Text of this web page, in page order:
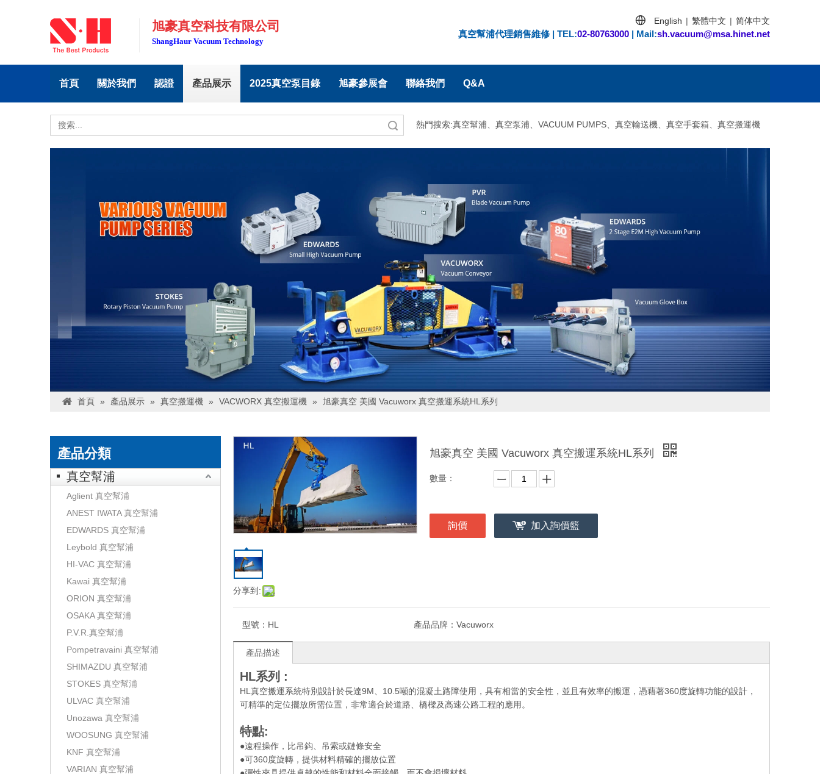
旭豪真空科技有限公司
ShangHaur Vacuum Technology
English | 繁體中文 | 简体中文
真空幫浦代理銷售維修 | TEL:02-80763000 | Mail:sh.vacuum@msa.hinet.net
首頁 關於我們 認證 產品展示 2025真空泵目錄 旭豪參展會 聯絡我們 Q&A
熱門搜索:真空幫浦、真空泵浦、VACUUM PUMPS、真空輸送機、真空手套箱、真空搬運機
首頁 » 產品展示 » 真空搬運機 » VACWORX 真空搬運機 » 旭豪真空 美國 Vacuworx 真空搬運系統HL系列
產品分類
真空幫浦
Aglient 真空幫浦
ANEST IWATA 真空幫浦
EDWARDS 真空幫浦
Leybold 真空幫浦
HI-VAC 真空幫浦
Kawai 真空幫浦
ORION 真空幫浦
OSAKA 真空幫浦
P.V.R.真空幫浦
Pompetravaini 真空幫浦
SHIMAZDU 真空幫浦
STOKES 真空幫浦
ULVAC 真空幫浦
Unozawa 真空幫浦
WOOSUNG 真空幫浦
KNF 真空幫浦
VARIAN 真空幫浦
分享到:
旭豪真空 美國 Vacuworx 真空搬運系統HL系列
數量：
詢價 加入詢價籃
型號： HL 產品品牌： Vacuworx
產品描述
HL系列 :
HL真空搬運系統特別設計於長達9M、10.5噸的混凝土路障使用，具有相當的安全性，並且有效率的搬運，憑藉著360度旋轉功能的設計，
可精準的定位擺放所需位置，非常適合於道路、橋樑及高速公路工程的應用。
特點:
●遠程操作，比吊鈎、吊索或鏈條安全
●可360度旋轉，提供材料精確的擺放位置